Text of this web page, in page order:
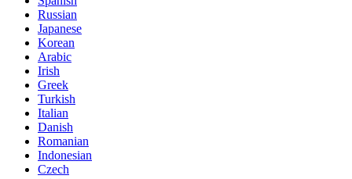
Russian
Japanese
Korean
Arabic
Irish
Greek
Turkish
Italian
Danish
Romanian
Indonesian
Czech